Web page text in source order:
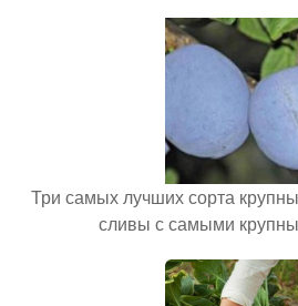
Три самых лучших сорта
сливы с самыми